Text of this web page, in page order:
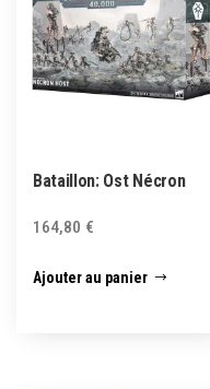
Bataillon: Ost Nécron
164,80 €
Ajouter au panier